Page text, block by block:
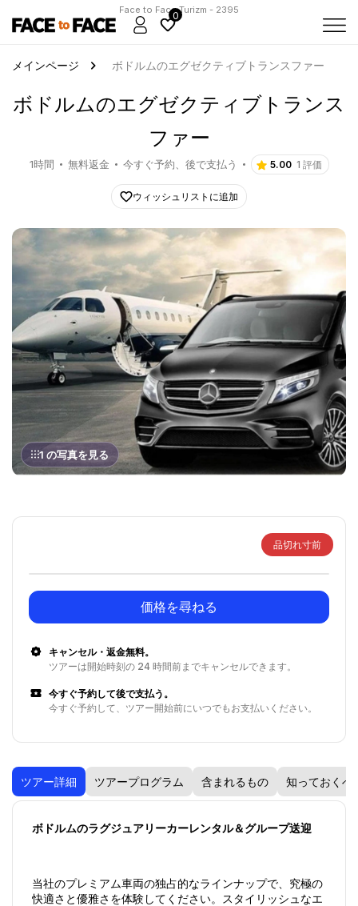
Face to Face Turizm - 2395
0
メインページ ボドルムのエグゼクティブトランスファー
ボドルムのエグゼクティブトランス
ファー
1時間 無料返金 今すぐ予約、後で支払う 5.00 1 評価
ウィッシュリストに追加
1 の写真を見る
品切れ寸前
価格を尋ねる
キャンセル・返金無料。
ツアーは開始時刻の 24 時間前までキャンセルできます。
今すぐ予約して後で支払う。
今すぐ予約して、ツアー開始前にいつでもお支払いください。
ツアー詳細 ツアープログラム 含まれるもの 知っておくべ
ボドルムのラグジュアリーカーレンタル＆グループ送迎
当社のプレミアム車両の独占的なラインナップで、究極の
快適さと優雅さを体験してください。スタイリッシュなエ